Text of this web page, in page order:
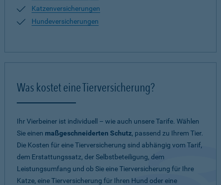
Katzenversicherungen
Hundeversicherungen
Was kostet eine Tierversicherung?
Ihr Vierbeiner ist individuell – wie auch unsere Tarife. Wählen
Sie einen maßgeschneiderten Schutz, passend zu Ihrem Tier.
Die Kosten für eine Tierversicherung sind abhängig vom Tarif,
dem Erstattungssatz, der Selbstbeteiligung, dem
Leistungsumfang und ob Sie eine Tierversicherung für Ihre
Katze, eine Tierversicherung für Ihren Hund oder eine